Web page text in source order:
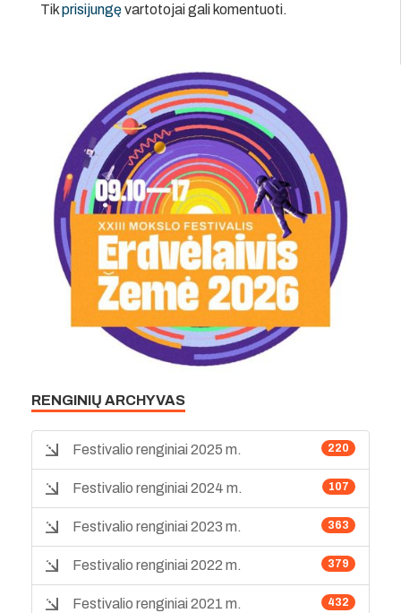
Tikprisijungęvartotojai gali komentuoti.
RENGINIŲ ARCHYVAS
220
Festivalio renginiai 2025 m.
107
Festivalio renginiai 2024 m.
363
Festivalio renginiai 2023 m.
379
Festivalio renginiai 2022 m.
432
Festivalio renginiai 2021 m.